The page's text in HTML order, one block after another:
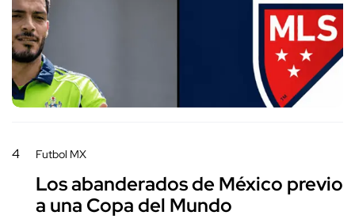
4 Futbol MX
Los abanderados de México previo
a una Copa del Mundo